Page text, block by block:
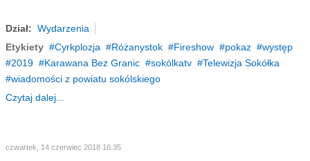
Dział: Wydarzenia
Etykiety
Cyrkplozja Różanystok Fireshow pokaz
występ
2019
Karawana Bez Granic sokólkatv
Telewizja Sokółka
wiadomości z powiatu sokólskiego
Czytaj dalej...
czwartek, 14 czerwiec 2018 16:35